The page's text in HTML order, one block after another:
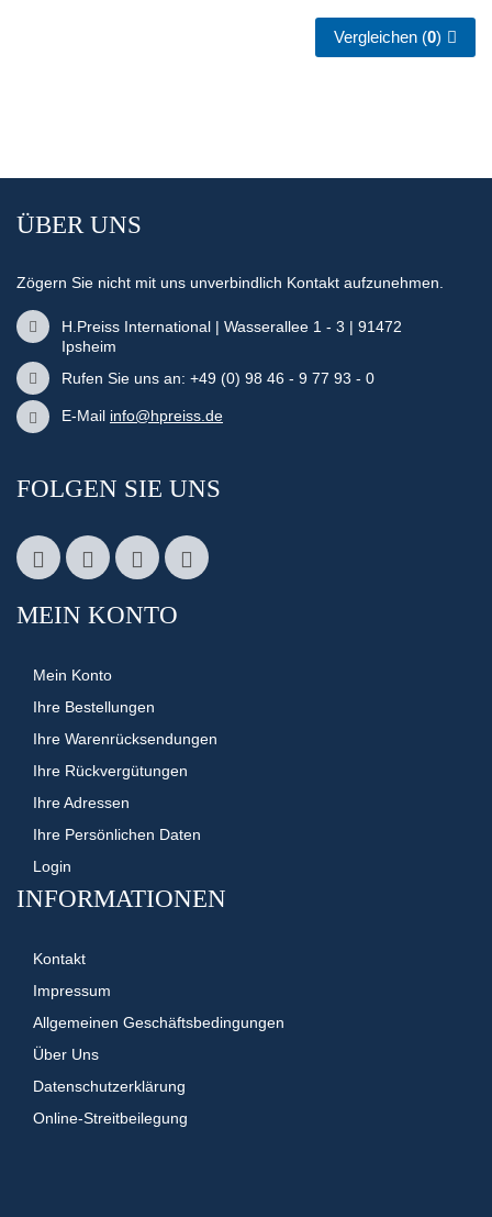
Vergleichen (0)
ÜBER UNS
Zögern Sie nicht mit uns unverbindlich Kontakt aufzunehmen.
H.Preiss International | Wasserallee 1 - 3 | 91472
Ipsheim
Rufen Sie uns an: +49 (0) 98 46 - 9 77 93 - 0
E-Mail info@hpreiss.de
FOLGEN SIE UNS
MEIN KONTO
Mein Konto
Ihre Bestellungen
Ihre Warenrücksendungen
Ihre Rückvergütungen
Ihre Adressen
Ihre Persönlichen Daten
Login
INFORMATIONEN
Kontakt
Impressum
Allgemeinen Geschäftsbedingungen
Über Uns
Datenschutzerklärung
Online-Streitbeilegung